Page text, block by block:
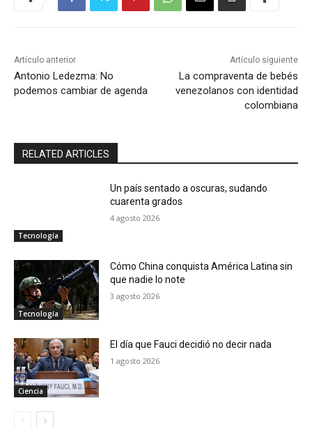
Artículo anterior
Antonio Ledezma: No
podemos cambiar de agenda
Artículo siguiente
La compraventa de bebés
venezolanos con identidad
colombiana
RELATED ARTICLES
Tecnología
Un país sentado a oscuras, sudando
cuarenta grados
4 agosto 2026
Tecnología
Cómo China conquista América Latina sin
que nadie lo note
3 agosto 2026
Ciencia
El día que Fauci decidió no decir nada
1 agosto 2026